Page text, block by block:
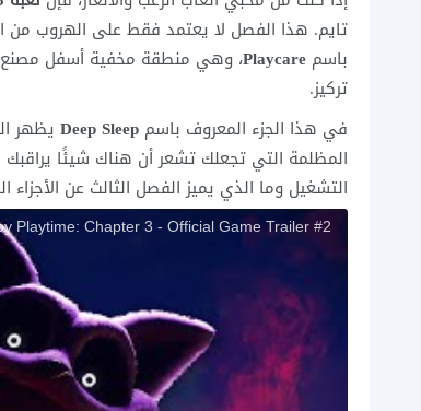
تايم. هذا الفصل لا يعتمد فقط على الهروب
باسم Playcare، وهي منطقة مخفية أسفل مصنع
تركيز.
في هذا الجزء المعروف باسم Deep Sleep يظهر
المظلمة التي تجعلك تشعر أن هناك شيئًا
التشغيل وما الذي يميز الفصل الثالث عن الأجزاء
Playtime: Chapter 3 - Official Game Trailer #2